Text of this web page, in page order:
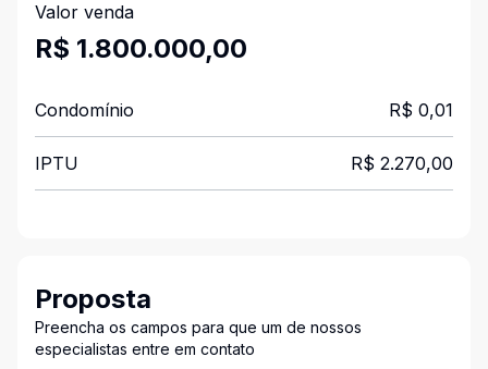
Valor venda
R$ 1.800.000,00
Condomínio R$ 0,01
IPTU R$ 2.270,00
Proposta
Preencha os campos para que um de nossos
especialistas entre em contato